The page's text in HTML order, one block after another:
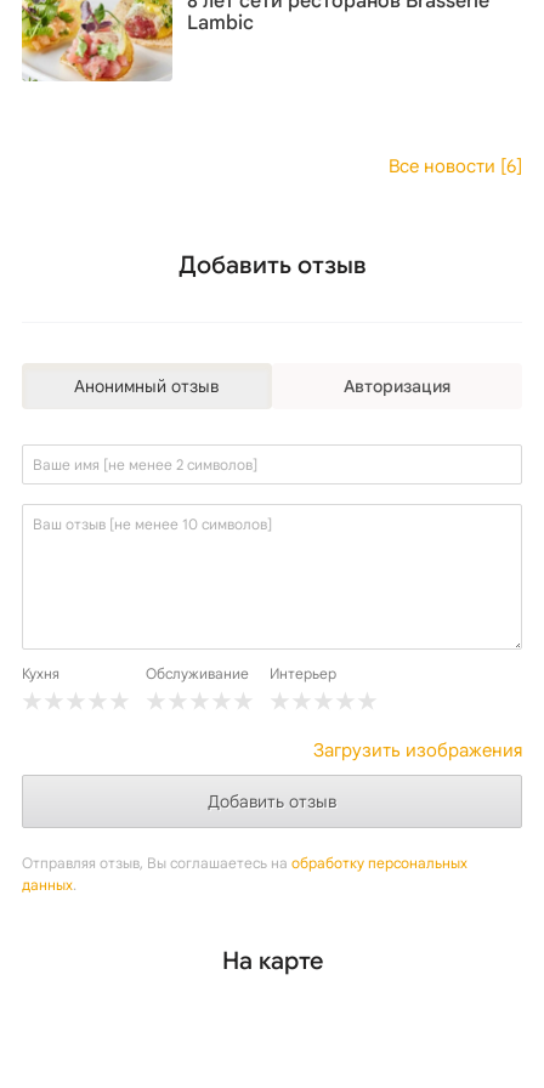
Lambic
Все новости [6]
Добавить отзыв
Анонимный отзыв Авторизация
Кухня Обслуживание Интерьер
Загрузить изображения
Отправляя отзыв, Вы соглашаетесь на обработку персональных
данных.
На карте